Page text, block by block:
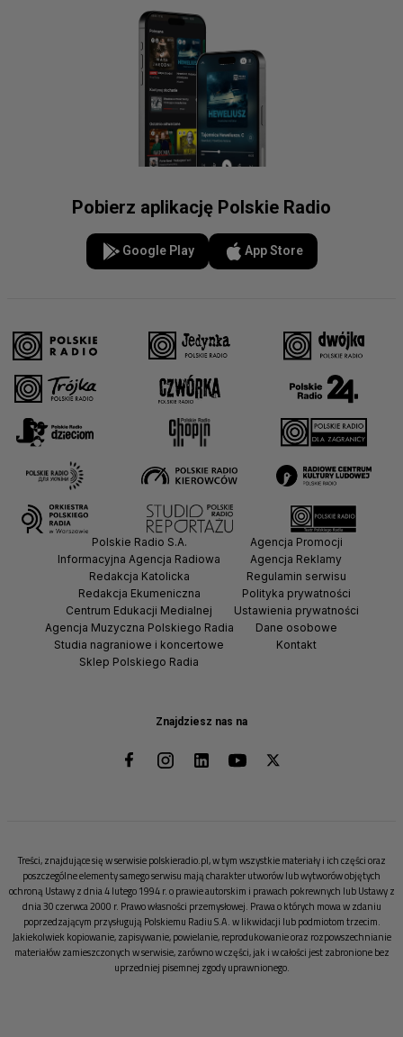
Pobierz aplikację Polskie Radio
Google Play App Store
Znajdziesz nas na
Polskie Radio S.A.
Informacyjna Agencja Radiowa
Redakcja Katolicka
Redakcja Ekumeniczna
Centrum Edukacji Medialnej
Agencja Muzyczna Polskiego Radia
Studia nagraniowe i koncertowe
Sklep Polskiego Radia
Agencja Promocji
Agencja Reklamy
Regulamin serwisu
Polityka prywatności
Ustawienia prywatności
Dane osobowe
Kontakt
Treści, znajdujące się w serwisie polskieradio.pl, w tym wszystkie materiały i ich części oraz
poszczególne elementy samego serwisu mają charakter utworów lub wytworów objętych
ochroną Ustawy z dnia 4 lutego 1994 r. o prawie autorskim i prawach pokrewnych lub Ustawy z
dnia 30 czerwca 2000 r. Prawo własności przemysłowej. Prawa o których mowa w zdaniu
poprzedzającym przysługują Polskiemu Radiu S.A. w likwidacji lub podmiotom trzecim.
Jakiekolwiek kopiowanie, zapisywanie, powielanie, reprodukowanie oraz rozpowszechnianie
materiałów zamieszczonych w serwisie, zarówno w części, jak i w całości jest zabronione bez
uprzedniej pisemnej zgody uprawnionego.